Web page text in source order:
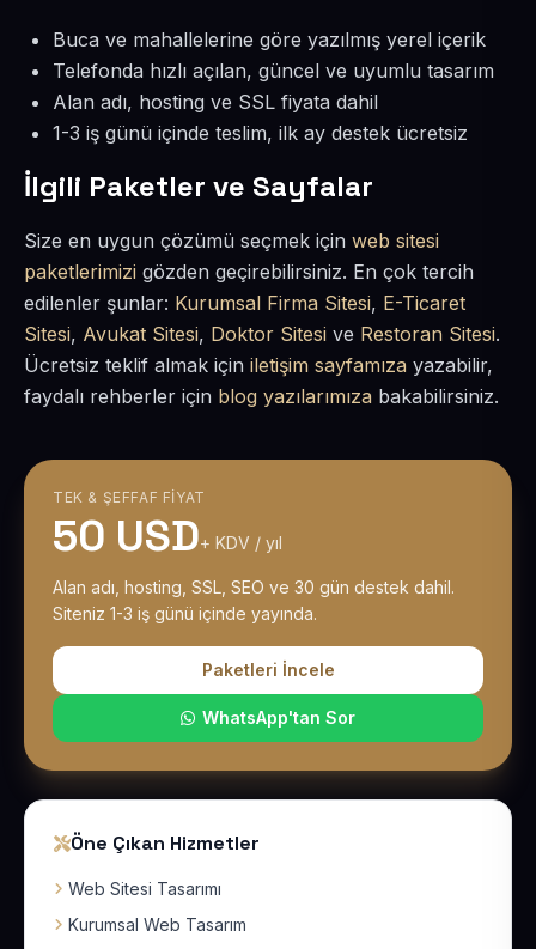
Buca ve mahallelerine göre yazılmış yerel içerik
Telefonda hızlı açılan, güncel ve uyumlu tasarım
Alan adı, hosting ve SSL fiyata dahil
1-3 iş günü içinde teslim, ilk ay destek ücretsiz
İlgili Paketler ve Sayfalar
Size en uygun çözümü seçmek için web sitesi
paketlerimizi gözden geçirebilirsiniz. En çok tercih
edilenler şunlar: Kurumsal Firma Sitesi, E-Ticaret
Sitesi, Avukat Sitesi, Doktor Sitesi ve Restoran Sitesi.
Ücretsiz teklif almak için iletişim sayfamıza yazabilir,
faydalı rehberler için blog yazılarımıza bakabilirsiniz.
TEK & ŞEFFAF FIYAT
50 USD+ KDV / yıl
Alan adı, hosting, SSL, SEO ve 30 gün destek dahil.
Siteniz 1-3 iş günü içinde yayında.
Paketleri İncele
WhatsApp'tan Sor
Öne Çıkan Hizmetler
Web Sitesi Tasarımı
Kurumsal Web Tasarım